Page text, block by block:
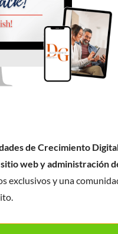
de Crecimiento
web y administración
exclusivos y una